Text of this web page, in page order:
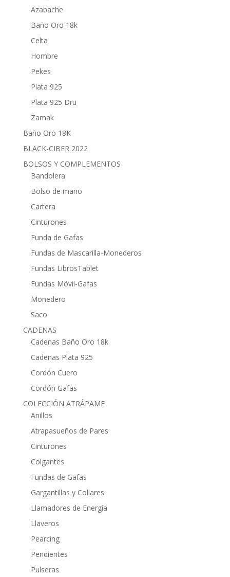
Azabache
Baño Oro 18k
Celta
Hombre
Pekes
Plata 925
Plata 925 Dru
Zamak
Baño Oro 18K
BLACK-CIBER 2022
BOLSOS Y COMPLEMENTOS
Bandolera
Bolso de mano
Cartera
Cinturones
Funda de Gafas
Fundas de Mascarilla-Monederos
Fundas LibrosTablet
Fundas Móvil-Gafas
Monedero
Saco
CADENAS
Cadenas Baño Oro 18k
Cadenas Plata 925
Cordón Cuero
Cordón Gafas
COLECCIÓN ATRÁPAME
Anillos
Atrapasueños de Pares
Cinturones
Colgantes
Fundas de Gafas
Gargantillas y Collares
Llamadores de Energía
Llaveros
Pearcing
Pendientes
Pulseras